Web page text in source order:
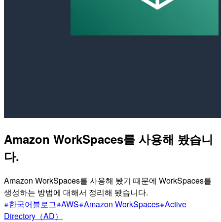
Amazon WorkSpaces를 사용해 봤습니
다.
Amazon WorkSpaces를 사용해 봤기 때문에 WorkSpaces를
생성하는 방법에 대해서 정리해 봤습니다.
한국어블로그 AWS Amazon WorkSpaces Active
Directory（AD）